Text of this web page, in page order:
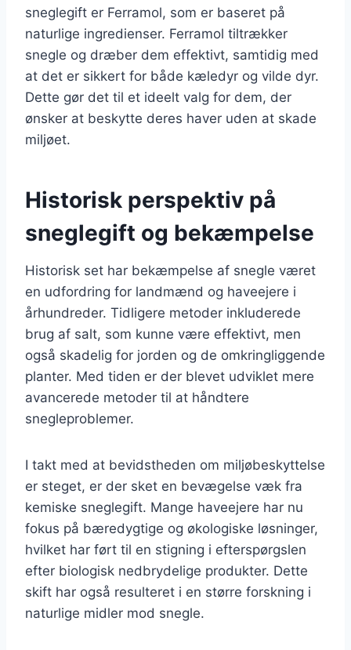
sneglegift er Ferramol, som er baseret på
naturlige ingredienser. Ferramol tiltrækker
snegle og dræber dem effektivt, samtidig med
at det er sikkert for både kæledyr og vilde dyr.
Dette gør det til et ideelt valg for dem, der
ønsker at beskytte deres haver uden at skade
miljøet.
Historisk perspektiv på
sneglegift og bekæmpelse
Historisk set har bekæmpelse af snegle været
en udfordring for landmænd og haveejere i
århundreder. Tidligere metoder inkluderede
brug af salt, som kunne være effektivt, men
også skadelig for jorden og de omkringliggende
planter. Med tiden er der blevet udviklet mere
avancerede metoder til at håndtere
snegleproblemer.
I takt med at bevidstheden om miljøbeskyttelse
er steget, er der sket en bevægelse væk fra
kemiske sneglegift. Mange haveejere har nu
fokus på bæredygtige og økologiske løsninger,
hvilket har ført til en stigning i efterspørgslen
efter biologisk nedbrydelige produkter. Dette
skift har også resulteret i en større forskning i
naturlige midler mod snegle.